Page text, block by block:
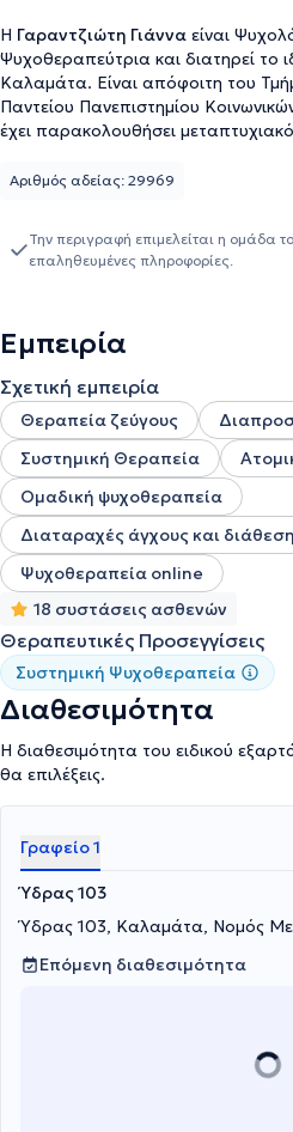
Η Γαραντζιώτη Γιάννα είναι
Ψυχοθεραπεύτρια και διατηρεί το
Καλαμάτα. Είναι απόφοιτη του Τμήματος
Παντείου Πανεπιστημίου
έχει παρακολουθήσει
Central Lancashire της Αγγλίας.
ιδιωτικό της γραφείο προσφέρει
Συμβουλευτικής και Ψυχοθεραπείας
Αριθμός αδείας: 29969
Την περιγραφή επιμελείται η ομάδα
επαληθευμένες πληροφορίες.
Εμπειρία
Σχετική εμπειρία
Θεραπεία ζεύγους
Συστημική Θεραπεία
Ομαδική ψυχοθεραπεία
Διαταραχές άγχους και
Ψυχοθεραπεία online
18 συστάσεις ασθενών
Θεραπευτικές Προσεγγίσεις
Συστημική Ψυχοθεραπεία
Διαθεσιμότητα
Η διαθεσιμότητα του ειδικού
θα επιλέξεις.
Γραφείο 1
Ύδρας 103
Ύδρας 103, Καλαμάτα, Νομός
Επόμενη διαθεσιμότητα